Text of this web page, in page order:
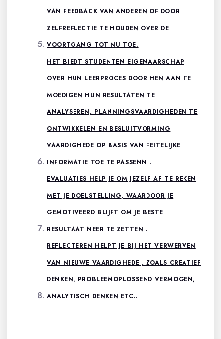
VAN FEEDBACK VAN ANDEREN OF DOOR
ZELFREFLECTIE TE HOUDEN OVER DE
VOORTGANG TOT NU TOE.
HET BIEDT STUDENTEN EIGENAARSCHAP
OVER HUN LEERPROCES DOOR HEN AAN TE
MOEDIGEN HUN RESULTATEN TE
ANALYSEREN, PLANNINGSVAARDIGHEDEN TE
ONTWIKKELEN EN BESLUITVORMING
VAARDIGHEDE OP BASIS VAN FEITELIJKE
INFORMATIE TOE TE PASSENN .
EVALUATIES HELP JE OM JEZELF AF TE REKEN
MET JE DOELSTELLING, WAARDOOR JE
GEMOTIVEERD BLIJFT OM JE BESTE
RESULTAAT NEER TE ZETTEN .
REFLECTEREN HELPT JE BIJ HET VERWERVEN
VAN NIEUWE VAARDIGHEDE , ZOALS CREATIEF
DENKEN, PROBLEEMOPLOSSEND VERMOGEN,
ANALYTISCH DENKEN ETC..